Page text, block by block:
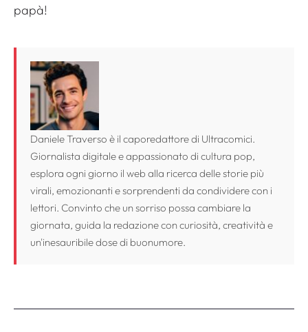
papà!
Daniele Traverso è il caporedattore di Ultracomici.
Giornalista digitale e appassionato di cultura pop,
esplora ogni giorno il web alla ricerca delle storie più
virali, emozionanti e sorprendenti da condividere con i
lettori. Convinto che un sorriso possa cambiare la
giornata, guida la redazione con curiosità, creatività e
un'inesauribile dose di buonumore.